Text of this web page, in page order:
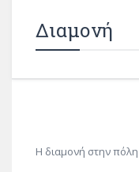
Διαμονή
Η διαμονή στην πόλη